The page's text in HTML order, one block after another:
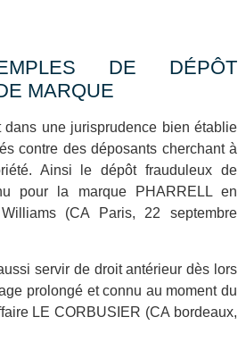
DE DÉPÔT
MARQUE
dans une jurisprudence bien établie
contre des déposants cherchant à
Ainsi le dépôt frauduleux de
pour la marque PHARRELL en
(CA Paris, 22 septembre
servir de droit antérieur dès lors
prolongé et connu au moment du
LE CORBUSIER (CA bordeaux,